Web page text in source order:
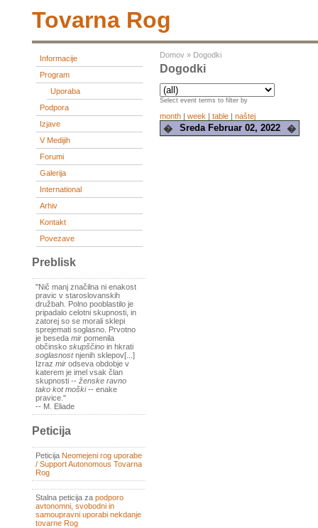
Tovarna Rog
Informacije
Program
Uporaba
Podpora
Izjave
V Medijih
Forumi
Galerija
International
Arhiv
Kontakt
Povezave
Preblisk
"Nič manj značilna ni enakost
pravic v staroslovanskih
družbah. Polno pooblastilo je
pripadalo celotni skupnosti, in
zatorej so se morali sklepi
sprejemati soglasno. Prvotno
je beseda mir pomenila
občinsko skupščino in hkrati
soglasnostnjenih sklepov[...]
Izraz mir odseva obdobje v
katerem je imel vsak član
skupnosti -- ženske ravno
tako kot moški-- enake
pravice."
-- M. Eliade
Peticija
Peticija Neomejeni rog uporabe
/ Support Autonomous Tovarna
Rog
Stalna peticija za podporo
avtonomni, svobodni in
samoupravni uporabi nekdanje
tovarne Rog
Domov » Dogodki
Dogodki
Select event terms to filter by
month | week | table | naštej
� Sreda Februar 02, 2022 �